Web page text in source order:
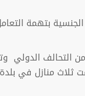
بتهمة
التحالف الدولي
ثلاث منازل في